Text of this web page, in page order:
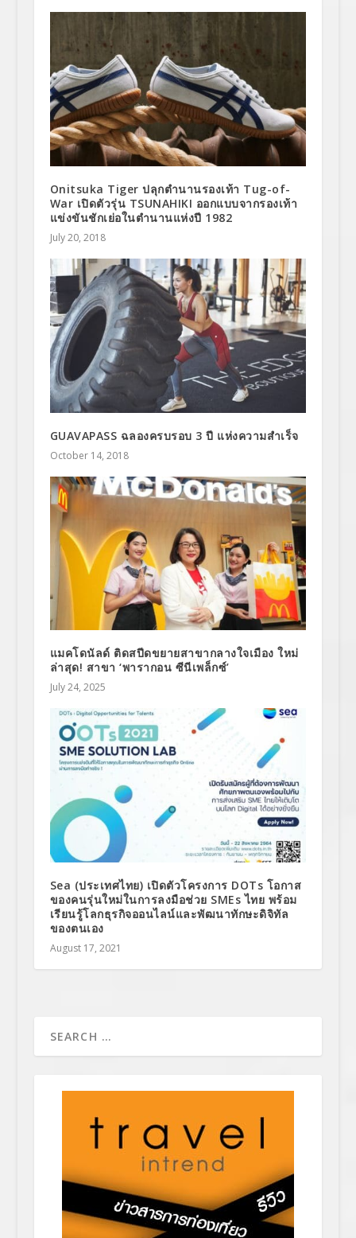
Onitsuka Tiger ปลุกตำนานรองเท้า Tug-of-
War เปิดตัวรุ่น TSUNAHIKI ออกแบบจากรองเท้า
แข่งขันชักเย่อในตำนานแห่งปี 1982
July 20, 2018
GUAVAPASS ฉลองครบรอบ 3 ปี แห่งความสำเร็จ
October 14, 2018
แมคโดนัลด์ ติดสปีดขยายสาขากลางใจเมือง ใหม่
ล่าสุด! สาขา ‘พารากอน ซีนีเพล็กซ์’
July 24, 2025
Sea (ประเทศไทย) เปิดตัวโครงการ DOTs โอกาส
ของคนรุ่นใหม่ในการลงมือช่วย SMEs ไทย พร้อม
เรียนรู้โลกธุรกิจออนไลน์และพัฒนาทักษะดิจิทัล
ของตนเอง
August 17, 2021